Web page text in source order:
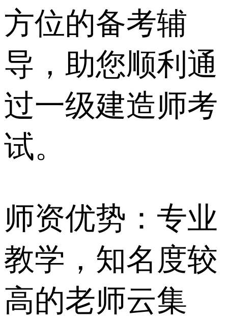
方位的备考辅
导，助您顺利通
过一级建造师考
试。
师资优势：专业
教学，知名度较
高的老师云集